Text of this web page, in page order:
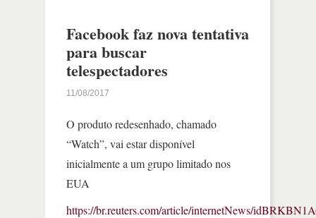
Facebook faz nova tentativa
para buscar
telespectadores
11/08/2017
O produto redesenhado, chamado
“Watch”, vai estar disponível
inicialmente a um grupo limitado nos
EUA
https://br.reuters.com/article/internetNews/